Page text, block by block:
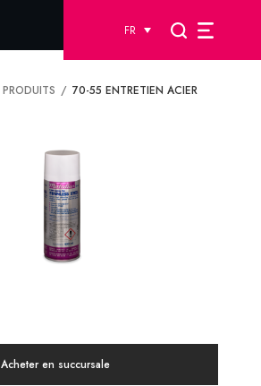
FR
PRODUITS
70-55 ENTRETIEN ACIER
Acheter en succursale